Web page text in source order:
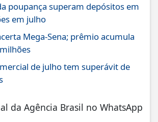
poupança superam depósitos em
em julho
Mega-Sena; prêmio acumula
de julho tem superávit de
da Agência Brasil no WhatsApp